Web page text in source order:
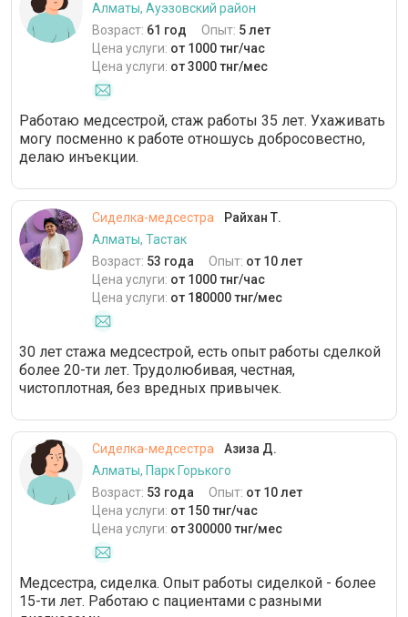
Алматы, Ауэзовский район
Возраст: 61 год Опыт: 5 лет
Цена услуги: от 1000 тнг/час
Цена услуги: от 3000 тнг/мес
Работаю медсестрой, стаж работы 35 лет. Ухаживать
могу посменно к работе отношусь добросовестно,
делаю инъекции.
Сиделка-медсестра
Райхан Т.
Алматы, Тастак
Возраст: 53 года Опыт: от 10 лет
Цена услуги: от 1000 тнг/час
Цена услуги: от 180000 тнг/мес
30 лет стажа медсестрой, есть опыт работы сделкой
более 20-ти лет. Трудолюбивая, честная,
чистоплотная, без вредных привычек.
Сиделка-медсестра
Азиза Д.
Алматы, Парк Горького
Возраст: 53 года Опыт: от 10 лет
Цена услуги: от 150 тнг/час
Цена услуги: от 300000 тнг/мес
Медсестра, сиделка. Опыт работы сиделкой - более
15-ти лет. Работаю с пациентами с разными